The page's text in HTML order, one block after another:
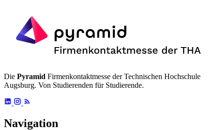
Die Pyramid Firmenkontaktmesse der Technischen Hochschule
Augsburg. Von Studierenden für Studierende.
Navigation